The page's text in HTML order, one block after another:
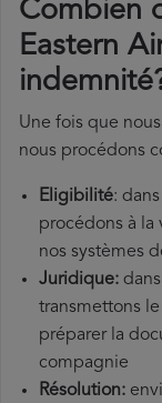
Combien
Eastern
Une fois que
nous procédons
Eligibilité:
procédons à la
nos systèmes
Juridique:
transmettons
préparer la
compagnie
Résolution: